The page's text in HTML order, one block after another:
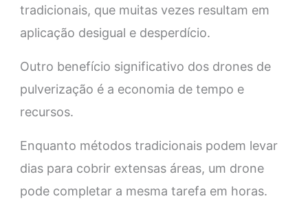
tradicionais, que muitas vezes resultam em
aplicação desigual e desperdício.
Outro benefício significativo dos drones de
pulverização é a economia de tempo e
recursos.
Enquanto métodos tradicionais podem levar
dias para cobrir extensas áreas, um drone
pode completar a mesma tarefa em horas.